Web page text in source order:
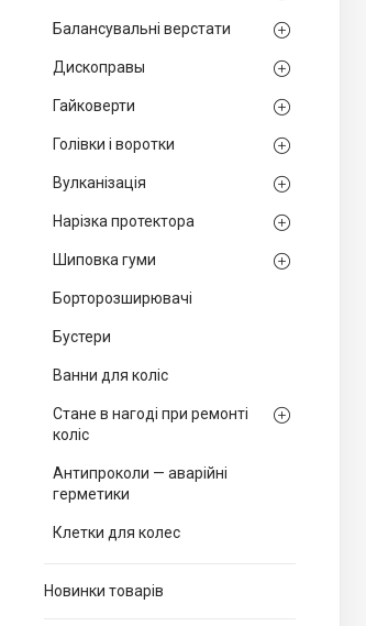
Балансувальні верстати
Дископравы
Гайковерти
Голівки і воротки
Вулканізація
Нарізка протектора
Шиповка гуми
Борторозширювачі
Бустери
Ванни для коліс
Стане в нагоді при ремонті
коліс
Антипроколи — аварійні
герметики
Клетки для колес
Новинки товарів